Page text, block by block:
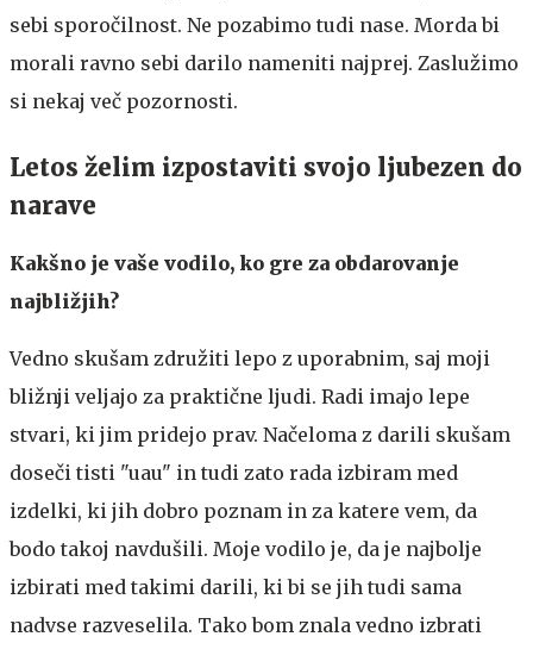
sebi sporočilnost. Ne pozabimo tudi nase. Morda bi
morali ravno sebi darilo nameniti najprej. Zaslužimo
si nekaj več pozornosti.
Letos želim izpostaviti svojo ljubezen do
narave
Kakšno je vaše vodilo, ko gre za obdarovanje
najbližjih?
Vedno skušam združiti lepo z uporabnim, saj moji
bližnji veljajo za praktične ljudi. Radi imajo lepe
stvari, ki jim pridejo prav. Načeloma z darili skušam
doseči tisti "uau" in tudi zato rada izbiram med
izdelki, ki jih dobro poznam in za katere vem, da
bodo takoj navdušili. Moje vodilo je, da je najbolje
izbirati med takimi darili, ki bi se jih tudi sama
nadvse razveselila. Tako bom znala vedno izbrati